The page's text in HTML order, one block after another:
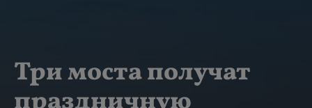
Три моста получат